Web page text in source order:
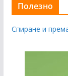
Полезно
Спиране и